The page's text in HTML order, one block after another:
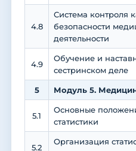
4.8
Система контроля
безопасности
деятельности
4.9
Обучение и
сестринском деле
5 Модуль 5.
5.1
Основные
статистики
5.2
Организация